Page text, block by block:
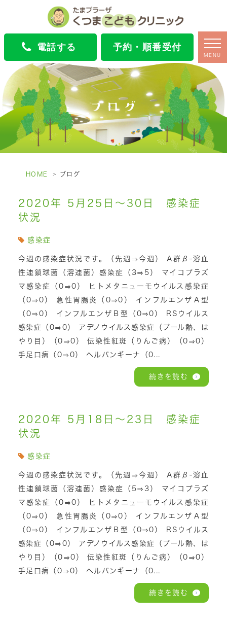
電話する 予約・順番受付
MENU
ブログ
HOME ブログ
2020年 5月25日～30日 感染症
状況
感染症
今週の感染症状況です。（先週⇒今週） A群β-溶血
性連鎖球菌（溶連菌）感染症（3⇒5） マイコプラズ
マ感染症（0⇒0） ヒトメタニューモウイルス感染症
（0⇒0） 急性胃腸炎（0⇒0） インフルエンザＡ型
（0⇒0） インフルエンザＢ型（0⇒0） RSウイルス
感染症（0⇒0） アデノウイルス感染症（プール熱、は
やり目）（0⇒0） 伝染性紅斑（りんご病）（0⇒0）
手足口病（0⇒0） ヘルパンギーナ（0...
続きを読む
2020年 5月18日～23日 感染症
状況
感染症
今週の感染症状況です。（先週⇒今週） A群β-溶血
性連鎖球菌（溶連菌）感染症（5⇒3） マイコプラズ
マ感染症（0⇒0） ヒトメタニューモウイルス感染症
（0⇒0） 急性胃腸炎（0⇒0） インフルエンザＡ型
（0⇒0） インフルエンザＢ型（0⇒0） RSウイルス
感染症（0⇒0） アデノウイルス感染症（プール熱、は
やり目）（0⇒0） 伝染性紅斑（りんご病）（0⇒0）
手足口病（0⇒0） ヘルパンギーナ（0...
続きを読む